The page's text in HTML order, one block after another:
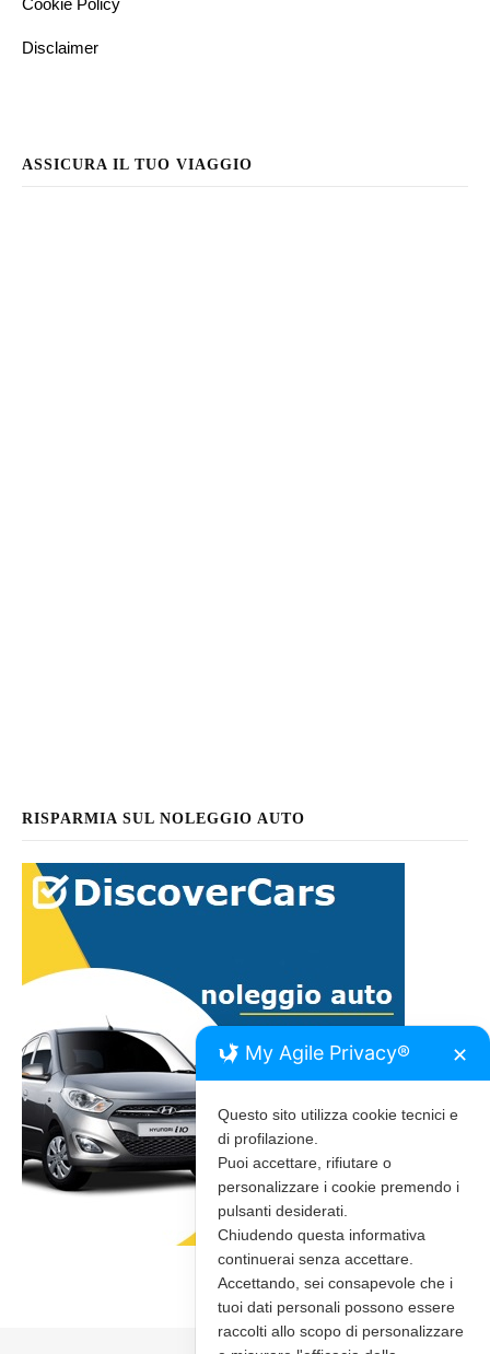
Cookie Policy
Disclaimer
ASSICURA IL TUO VIAGGIO
RISPARMIA SUL NOLEGGIO AUTO
My Agile Privacy® ✕
Questo sito utilizza cookie tecnici e
di profilazione.
Puoi accettare, rifiutare o
personalizzare i cookie premendo i
pulsanti desiderati.
Chiudendo questa informativa
continuerai senza accettare.
Accettando, sei consapevole che i
tuoi dati personali possono essere
raccolti allo scopo di personalizzare